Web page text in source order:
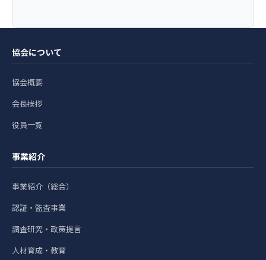
協会について
協会概要
会長挨拶
役員一覧
事業紹介
事業紹介（総合）
認証・監査事業
調査研究・政策提言
人材育成・教育